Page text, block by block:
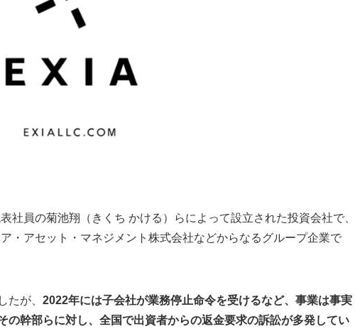
社員の菊池翔（きくち かける）らによって設立された投資会社で、
・アセット・マネジメント株式会社などからなるグループ企業で
たが、 2022年には子会社が業務停止命令を受けるなど、事業は事実
の幹部らに対し、全国で出資者からの返金要求の訴訟が多発してい